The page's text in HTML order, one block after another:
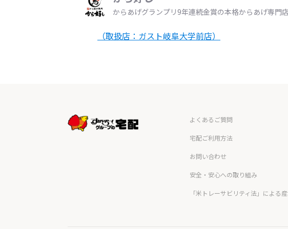
からあげグランプリ9年連続金賞の本格からあげ専門
（取扱店：ガスト岐阜大学前店）
よくあるご質問
宅配ご利用方法
お問い合わせ
安全・安心への取り組み
「米トレーサビリティ法」による